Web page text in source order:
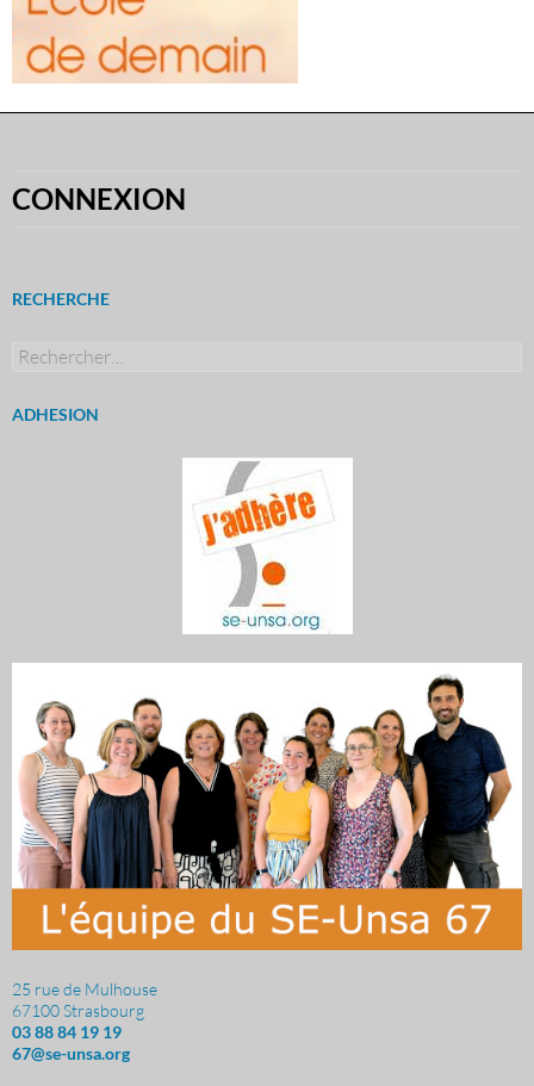
CONNEXION
RECHERCHE
Rechercher :
ADHESION
25 rue de Mulhouse
67100 Strasbourg
03 88 84 19 19
67@se-unsa.org